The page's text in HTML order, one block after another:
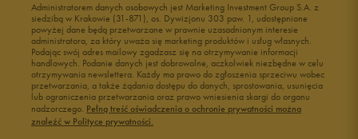
Administratorem danych osobowych jest Marketing Investment Group S.A. z
siedzibą w Krakowie (31-871), os. Dywizjonu 303 paw. 1, udostępnione
powyżej dane będą przetwarzane w prawnie uzasadnionym interesie
administratora, za który uważa się marketing produktów i usług własnych.
Podając swój adres mailowy zgadzasz się na otrzymywanie informacji
handlowych. Podanie danych jest dobrowolne, aczkolwiek niezbędne w celu
otrzymywania newslettera. Każdy ma prawo do zgłoszenia sprzeciwu wobec
przetwarzania, a także żądania dostępu do danych, sprostowania, usunięcia
lub ograniczenia przetwarzania oraz prawo wniesienia skargi do organu
nadzorczego. Pełną treść oświadczenia o ochronie prywatności można
znaleźć w Polityce prywatności.